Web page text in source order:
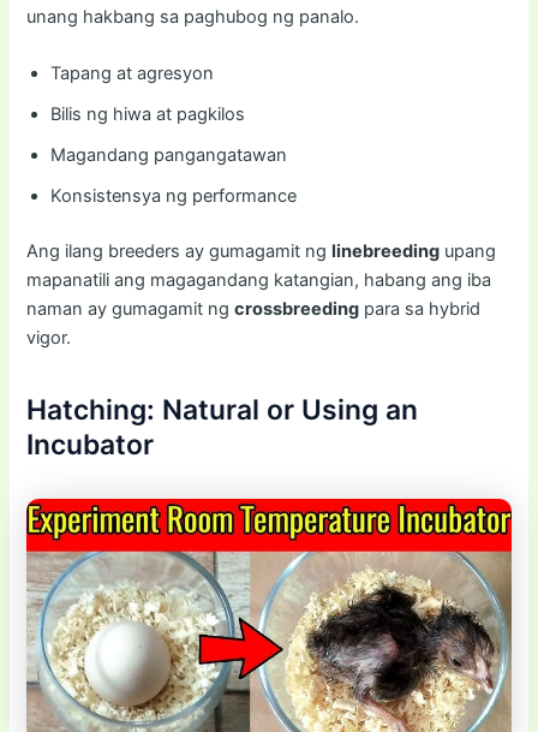
unang hakbang sa paghubog ng panalo.
Tapang at agresyon
Bilis ng hiwa at pagkilos
Magandang pangangatawan
Konsistensya ng performance
Ang ilang breeders ay gumagamit nglinebreeding upang
mapanatili ang magagandang katangian, habang ang iba
naman ay gumagamit ngcrossbreeding para sa hybrid
vigor.
Hatching: Natural or Using an
Incubator